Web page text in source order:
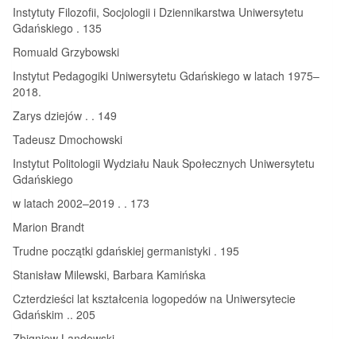
Instytuty Filozofii, Socjologii i Dziennikarstwa Uniwersytetu
Gdańskiego . 135
Romuald Grzybowski
Instytut Pedagogiki Uniwersytetu Gdańskiego w latach 1975–
2018.
Zarys dziejów . . 149
Tadeusz Dmochowski
Instytut Politologii Wydziału Nauk Społecznych Uniwersytetu
Gdańskiego
w latach 2002–2019 . . 173
Marion Brandt
Trudne początki gdańskiej germanistyki . 195
Stanisław Milewski, Barbara Kamińska
Czterdzieści lat kształcenia logopedów na Uniwersytecie
Gdańskim .. 205